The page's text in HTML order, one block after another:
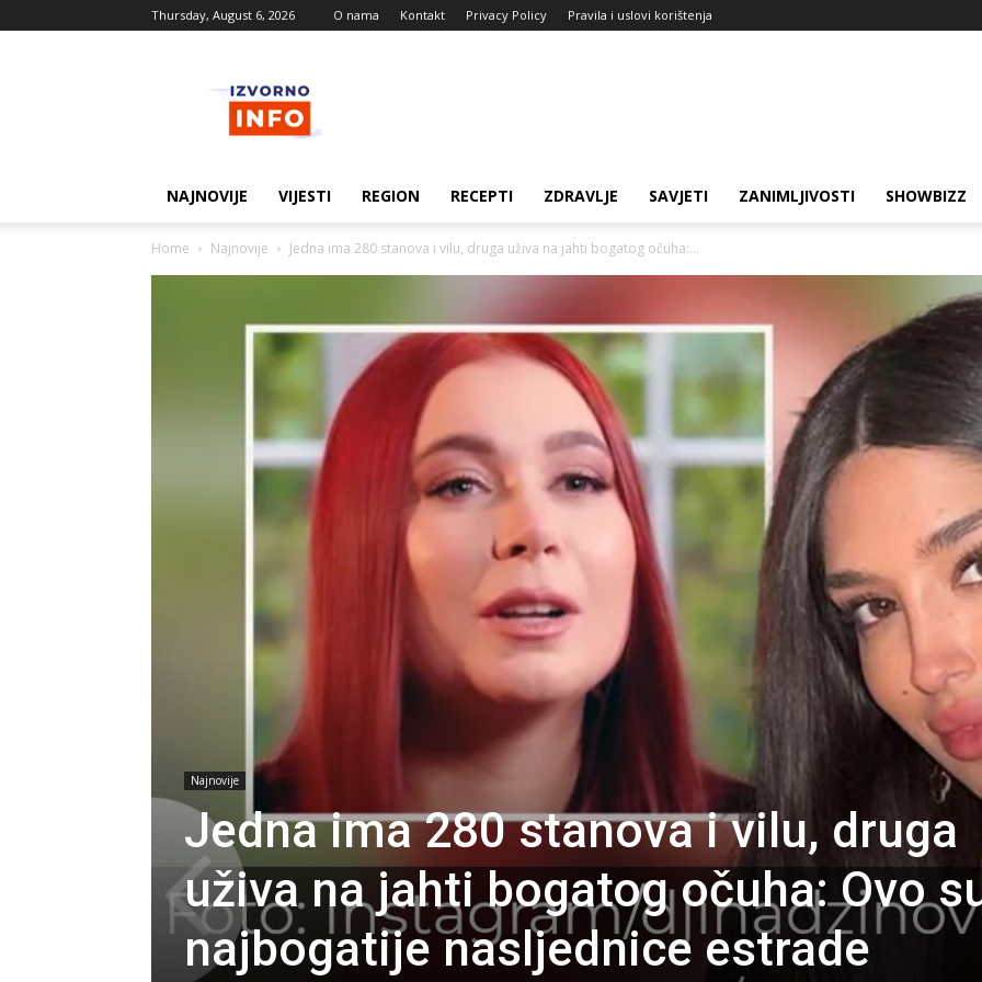
Thursday, August 6, 2026 O nama Kontakt Privacy Policy Pravila i uslovi korištenja
vijesti
NAJNOVIJE VIJESTI REGION RECEPTI ZDRAVLJE SAVJETI ZANIMLJIVOSTI SHOWBIZZ
Home Najnovije Jedna ima 280 stanova i vilu, druga uživa na jahti bogatog očuha:...
Najnovije
Jedna ima 280 stanova i vilu, druga
uživa na jahti bogatog očuha: Ovo
najbogatije nasljednice estrade